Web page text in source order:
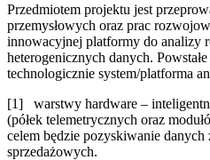
Przedmiotem projektu jest
przemysłowych oraz prac
innowacyjnej platformy do analizy
heterogenicznych danych.
technologicznie system/platforma
[1] warstwy hardware –
(półek telemetrycznych oraz
celem będzie pozyskiwanie danych
sprzedażowych.